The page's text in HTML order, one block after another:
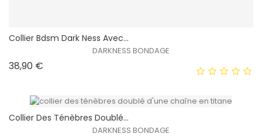
Collier Bdsm Dark Ness Avec...
DARKNESS BONDAGE
38,90 €
Collier Des Ténèbres Doublé...
DARKNESS BONDAGE